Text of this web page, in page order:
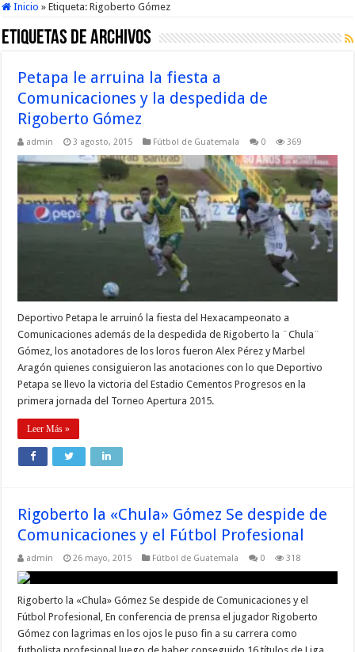
Inicio » Etiqueta:Rigoberto Gómez
Etiquetas de Archivos
Petapa le arruina la fiesta a
Comunicaciones y la despedida de
Rigoberto Gómez
admin 3 agosto, 2015 Fútbol de Guatemala 0 369
Deportivo Petapa le arruinó la fiesta del Hexacampeonato a
Comunicaciones además de la despedida de Rigoberto la ¨Chula¨
Gómez, los anotadores de los loros fueron Alex Pérez y Marbel
Aragón quienes consiguieron las anotaciones con lo que Deportivo
Petapa se llevo la victoria del Estadio Cementos Progresos en la
primera jornada del Torneo Apertura 2015.
Leer Más »
Rigoberto la «Chula» Gómez Se despide de
Comunicaciones y el Fútbol Profesional
admin 26 mayo, 2015 Fútbol de Guatemala 0 318
Rigoberto la «Chula» Gómez Se despide de Comunicaciones y el
Fútbol Profesional, En conferencia de prensa el jugador Rigoberto
Gómez con lagrimas en los ojos le puso fin a su carrera como